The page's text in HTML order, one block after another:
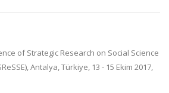
of Strategic Research on Social Science
Antalya, Türkiye, 13 - 15 Ekim 2017,